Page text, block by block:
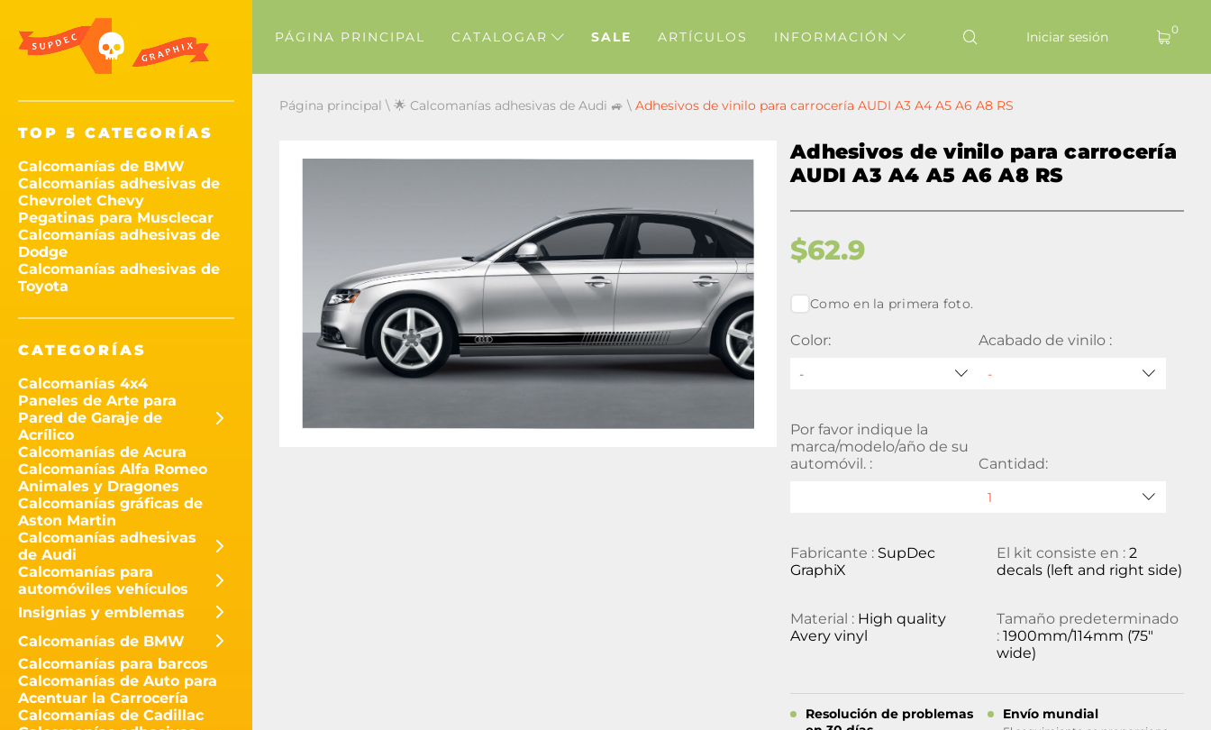
TOP 5 CATEGORÍAS
Calcomanías de BMW
Calcomanías adhesivas de
Chevrolet Chevy
Pegatinas para Musclecar
Calcomanías adhesivas de
Dodge
Calcomanías adhesivas de
Toyota
CATEGORÍAS
Calcomanías 4x4
Paneles de Arte para
Pared de Garaje de
Acrílico
Calcomanías de Acura
Calcomanías Alfa Romeo
Animales y Dragones
Calcomanías gráficas de
Aston Martin
Calcomanías adhesivas
de Audi
Calcomanías para
automóviles vehículos
Insignias y emblemas
Calcomanías de BMW
Calcomanías para barcos
Calcomanías de Auto para
Acentuar la Carrocería
Calcomanías de Cadillac
PÁGINA PRINCIPAL CATALOGAR SALE ARTÍCULOS INFORMACIÓN Iniciar sesión 0
Página principal \ 🌟 Calcomanías adhesivas de Audi 🚙 \ Adhesivos de vinilo para carrocería AUDI A3 A4 A5 A6 A8 RS
Adhesivos de vinilo para carrocería
AUDI A3 A4 A5 A6 A8 RS
$62.9
Como en la primera foto.
Color:
-
Acabado de vinilo :
Por favor indique la
marca/modelo/año de su
automóvil. :
Cantidad:
Fabricante : SupDec
GraphiX
El kit consiste en : 2
decals (left and right side)
Material : High quality
Avery vinyl
Tamaño predeterminado
: 1900mm/114mm (75"
wide)
Resolución de problemas
Envío mundial